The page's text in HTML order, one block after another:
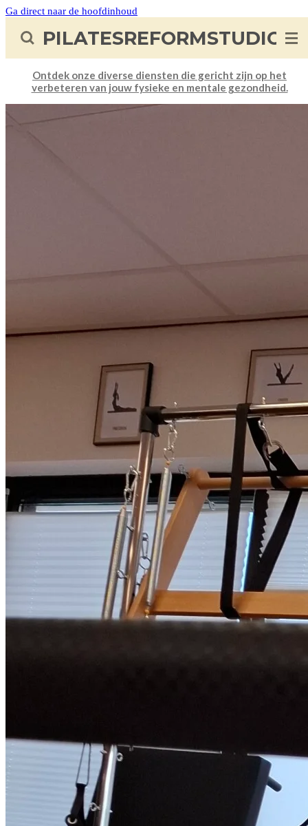
Ga direct naar de hoofdinhoud
PILATESREFORMSTUDIO
Ontdek onze diverse diensten die gericht zijn op het
verbeteren van jouw fysieke en mentale gezondheid.